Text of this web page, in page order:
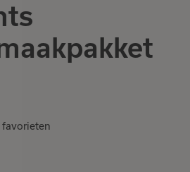
favorieten